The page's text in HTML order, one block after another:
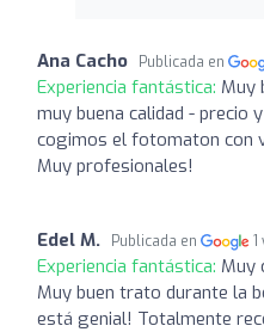
Ana Cacho Publicada en
Experiencia fantástica: Muy
muy buena calidad - precio
cogimos el fotomaton con
Muy profesionales!
Edel M. Publicada en
Experiencia fantástica: Muy
Muy buen trato durante la
está genial! Totalmente